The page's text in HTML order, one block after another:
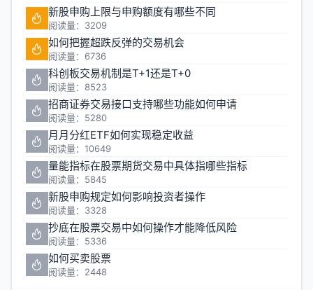
新股申购上限与申购额度有哪些不同
阅读量：3209
如何把握超跌反弹的交易机会
阅读量：6736
科创板交易机制是T+1还是T+0
阅读量：8523
招商证券交易接口支持哪些功能如何申请
阅读量：5280
月月分红ETF如何实现稳定收益
阅读量：10649
量能指标在股票期货交易中具体指哪些指标
阅读量：5845
新股申购规定如何影响投资者操作
阅读量：3328
抄底在股票交易中如何操作才能降低风险
阅读量：5336
如何买卖股票
阅读量：2448